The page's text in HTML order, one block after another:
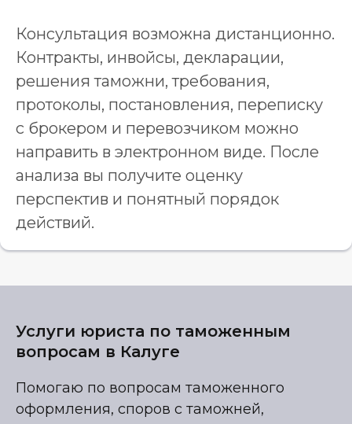
Консультация возможна дистанционно.
Контракты, инвойсы, декларации,
решения таможни, требования,
протоколы, постановления, переписку
с брокером и перевозчиком можно
направить в электронном виде. После
анализа вы получите оценку
перспектив и понятный порядок
действий.
Услуги юриста по таможенным
вопросам в Калуге
Помогаю по вопросам таможенного
оформления, споров с таможней,